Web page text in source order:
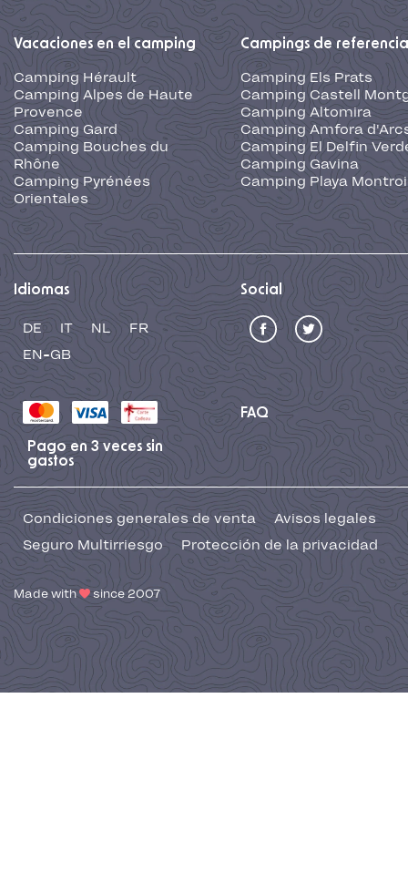
Vacaciones en el camping
Camping Hérault
Camping Alpes de Haute
Provence
Camping Gard
Camping Bouches du
Rhône
Camping Pyrénées
Orientales
Campings de referencia
Camping Els Prats
Camping Castell
Camping Altomira
Camping Amfora
Camping El Delfin
Camping Gavina
Camping Playa
Idiomas
DE IT NL
FR
EN-GB
Social
FAQ
Pago en 3 veces sin
gastos
Condiciones generales de venta
Avisos legales
Seguro Multirriesgo
Protección de la privacidad
Made with since 2007